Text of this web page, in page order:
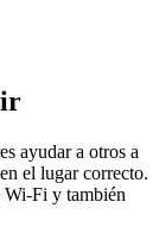
ayudar a otros a
el lugar correcto.
Wi-Fi y también